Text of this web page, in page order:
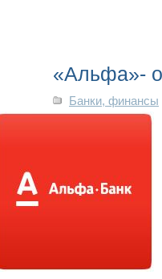
«Альфа»-
Банки, финансы